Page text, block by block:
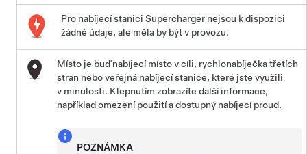
Pro nabíjecí stanici Supercharger nejsou k dispozici
žádné údaje, ale měla by být v provozu.
Místo je buď nabíjecí místo v cíli, rychlonabíječka třetích
stran nebo veřejná nabíjecí stanice, které jste využili
v minulosti. Klepnutím zobrazíte další informace,
například omezení použití a dostupný nabíjecí proud.
POZNÁMKA